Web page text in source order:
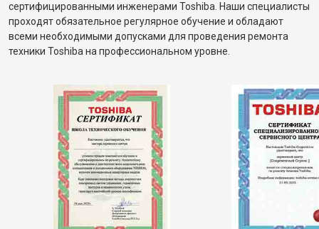
сертифицированными инженерами Toshiba. Наши специалисты
проходят обязательное регулярное обучение и обладают
всеми необходимыми допусками для проведения ремонта
техники Toshiba на профессиональном уровне.